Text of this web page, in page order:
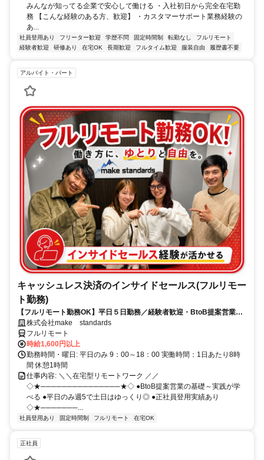
みんなが知ってる企業で安心して働ける ・入社初日から完全在宅勤
務 【こんな経験のある方、歓迎】 ・カスタマーサポート業務経験の
あ...
社員登用あり フリーター歓迎 学歴不問 固定時間制 転勤なし
フルリモート
経験者歓迎
研修あり 在宅OK 長期歓迎 フルタイム歓迎 服装自由 履歴書不要
アルバイト・パート
キャッシュレス決済のインサイドセールス(フルリモー
ト勤務)
【フルリモート勤務OK】平日５日勤務／経験者歓迎・BtoB提案営業で
スキルアップ
株式会社make standards
フルリモート
時給1,600円以上
勤務時間・曜日: 平日のみ 9：00～18：00 実働時間：1日あたり8時
間 休憩1時間
仕事内容: ＼＼在宅型リモートワーク ／／
◇★───────────────★◇ ●BtoB提案営業の基礎～実践が学
べる ●平日のみ週5で土日はゆっくり◎ ●正社員登用実績あり
◇★───────...
社員登用あり 固定時間制 フルリモート 在宅OK
正社員